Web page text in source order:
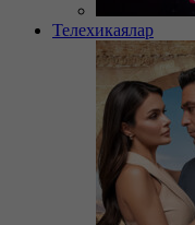
Телехикаялар